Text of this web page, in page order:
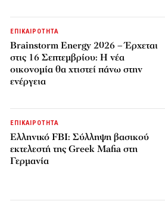
ΕΠΙΚΑΙΡΟΤΗΤΑ
Brainstorm Energy 2026 – Έρχεται
στις 16 Σεπτεμβρίου: Η νέα
οικονομία θα χτιστεί πάνω στην
ενέργεια
ΕΠΙΚΑΙΡΟΤΗΤΑ
Ελληνικό FBI: Σύλληψη βασικού
εκτελεστή της Greek Mafia στη
Γερμανία